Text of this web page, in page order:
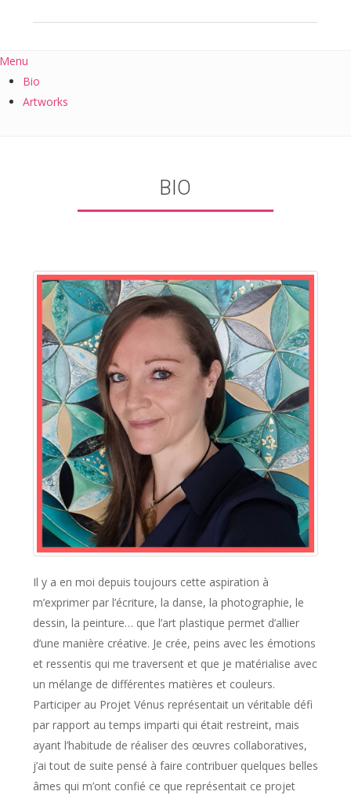
Bio
Artworks
BIO
Il y a en moi depuis toujours cette aspiration à
m’exprimer par l’écriture, la danse, la photographie, le
dessin, la peinture… que l’art plastique permet d’allier
d’une manière créative. Je crée, peins avec les émotions
et ressentis qui me traversent et que je matérialise avec
un mélange de différentes matières et couleurs.
Participer au Projet Vénus représentait un véritable défi
par rapport au temps imparti qui était restreint, mais
ayant l’habitude de réaliser des œuvres collaboratives,
j’ai tout de suite pensé à faire contribuer quelques belles
âmes qui m’ont confié ce que représentait ce projet